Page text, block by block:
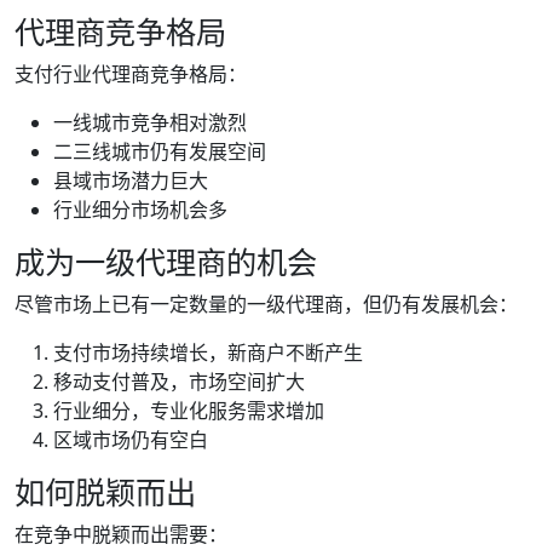
代理商竞争格局
支付行业代理商竞争格局：
一线城市竞争相对激烈
二三线城市仍有发展空间
县域市场潜力巨大
行业细分市场机会多
成为一级代理商的机会
尽管市场上已有一定数量的一级代理商，但仍有发展机会：
支付市场持续增长，新商户不断产生
移动支付普及，市场空间扩大
行业细分，专业化服务需求增加
区域市场仍有空白
如何脱颖而出
在竞争中脱颖而出需要：